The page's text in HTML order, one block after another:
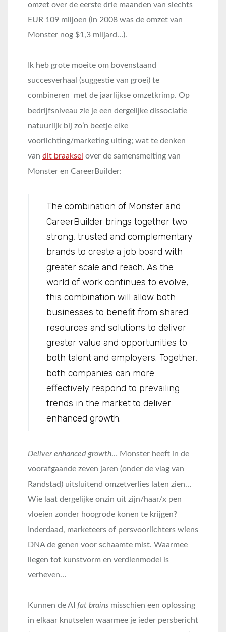
omzet over de eerste drie maanden van slechts
EUR 109 miljoen (in 2008 was de omzet van
Monster nog $1,3 miljard…).
Ik heb grote moeite om bovenstaand
succesverhaal (suggestie van groei) te
combineren met de jaarlijkse omzetkrimp. Op
bedrijfsniveau zie je een dergelijke dissociatie
natuurlijk bij zo’n beetje elke
voorlichting/marketing uiting; wat te denken
van dit braaksel over de samensmelting van
Monster en CareerBuilder:
The combination of Monster and
CareerBuilder brings together two
strong, trusted and complementary
brands to create a job board with
greater scale and reach. As the
world of work continues to evolve,
this combination will allow both
businesses to benefit from shared
resources and solutions to deliver
greater value and opportunities to
both talent and employers. Together,
both companies can more
effectively respond to prevailing
trends in the marketto deliver
enhanced growth.
Deliver enhanced growth… Monster heeft in de
voorafgaande zeven jaren (onder de vlag van
Randstad) uitsluitend omzetverlies laten zien…
Wie laat dergelijke onzin uit zijn/haar/x pen
vloeien zonder hoogrode konen te krijgen?
Inderdaad, marketeers of persvoorlichters wiens
DNA de genen voor schaamte mist. Waarmee
liegen tot kunstvorm en verdienmodel is
verheven…
Kunnen de AI fat brains misschien een oplossing
in elkaar knutselen waarmee je ieder persbericht